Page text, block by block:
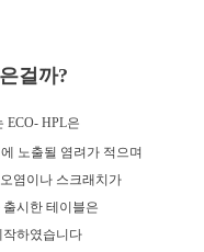
걸까?
ECO- HPL은
노출될 염려가 적으며
염이나 스크래치가
시한 테이블은
하였습니다